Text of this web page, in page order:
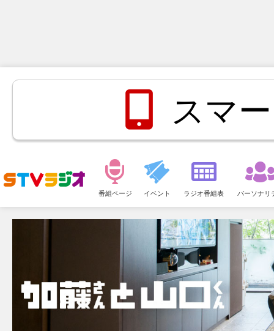
スマ
ュ
番組ページ イベント ラジオ番組表 パーソナリ